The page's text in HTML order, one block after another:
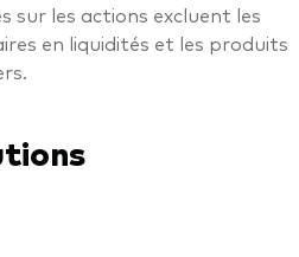
sur les actions excluent les
en liquidités et les produits